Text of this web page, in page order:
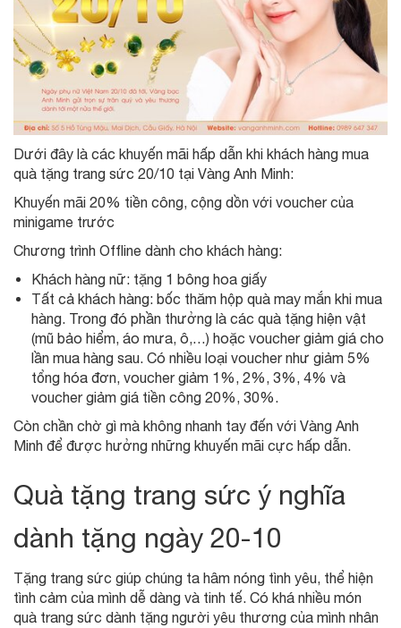
Dưới đây là các khuyến mãi hấp dẫn khi khách hàng mua
quà tặng trang sức 20/10 tại Vàng Anh Minh:
Khuyến mãi 20% tiền công, cộng dồn với voucher của
minigame trước
Chương trình Offline dành cho khách hàng:
Khách hàng nữ: tặng 1 bông hoa giấy
Tất cả khách hàng: bốc thăm hộp quà may mắn khi mua
hàng. Trong đó phần thưởng là các quà tặng hiện vật
(mũ bảo hiểm, áo mưa, ô,…) hoặc voucher giảm giá cho
lần mua hàng sau. Có nhiều loại voucher như giảm 5%
tổng hóa đơn, voucher giảm 1%, 2%, 3%, 4% và
voucher giảm giá tiền công 20%, 30%.
Còn chần chờ gì mà không nhanh tay đến với Vàng Anh
Minh để được hưởng những khuyến mãi cực hấp dẫn.
Quà tặng trang sức ý nghĩa
dành tặng ngày 20-10
Tặng trang sức giúp chúng ta hâm nóng tình yêu, thể hiện
tình cảm của mình dễ dàng và tinh tế. Có khá nhiều món
quà trang sức dành tặng người yêu thương của mình nhân